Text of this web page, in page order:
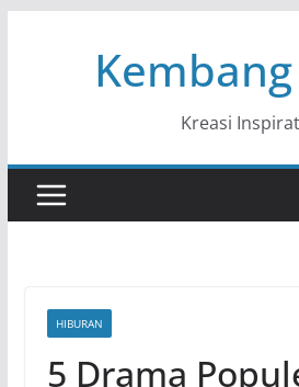
Kreasi
HIBURAN
5 Drama